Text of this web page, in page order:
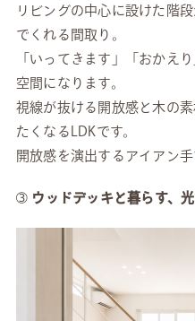
リビングの中心に設けた階
でくれる間取り。
「いってきます」「おかえ
空間になります。
視線が抜ける開放感と木の
たくなるLDKです。
開放感を演出するアイアン手
➂ ウッドデッキと暮らす、